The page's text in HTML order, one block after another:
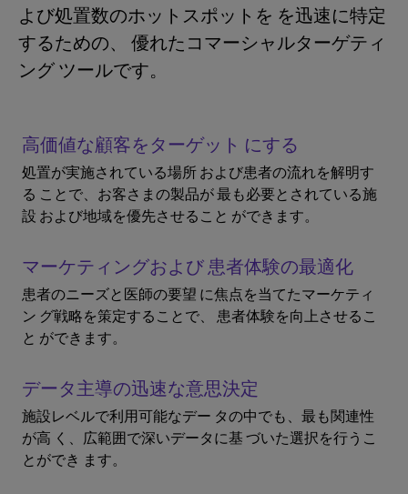
よび処置数のホットスポットを を迅速に特定
するための、 優れたコマーシャルターゲティ
ング ツールです。
高価値な顧客をターゲット にする
処置が実施されている場所 および患者の流れを解明す
る ことで、お客さまの製品が 最も必要とされている施
設 および地域を優先させること ができます。
マーケティングおよび 患者体験の最適化
患者のニーズと医師の要望 に焦点を当てたマーケティ
ン グ戦略を策定することで、 患者体験を向上させるこ
と ができます。
データ主導の迅速な意思決定
施設レベルで利用可能なデー タの中でも、最も関連性
が高 く、広範囲で深いデータに基 づいた選択を行うこ
とができ ます。